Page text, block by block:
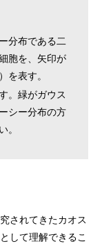
分布である二
胞を、矢印が
を表す。
。緑がガウス
シー分布の方
。
されてきたカオス
して理解できるこ